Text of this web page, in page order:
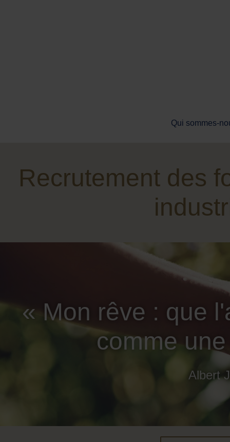
Qui sommes-
Recrutement des
« Mon rêve : que
comme
Albert